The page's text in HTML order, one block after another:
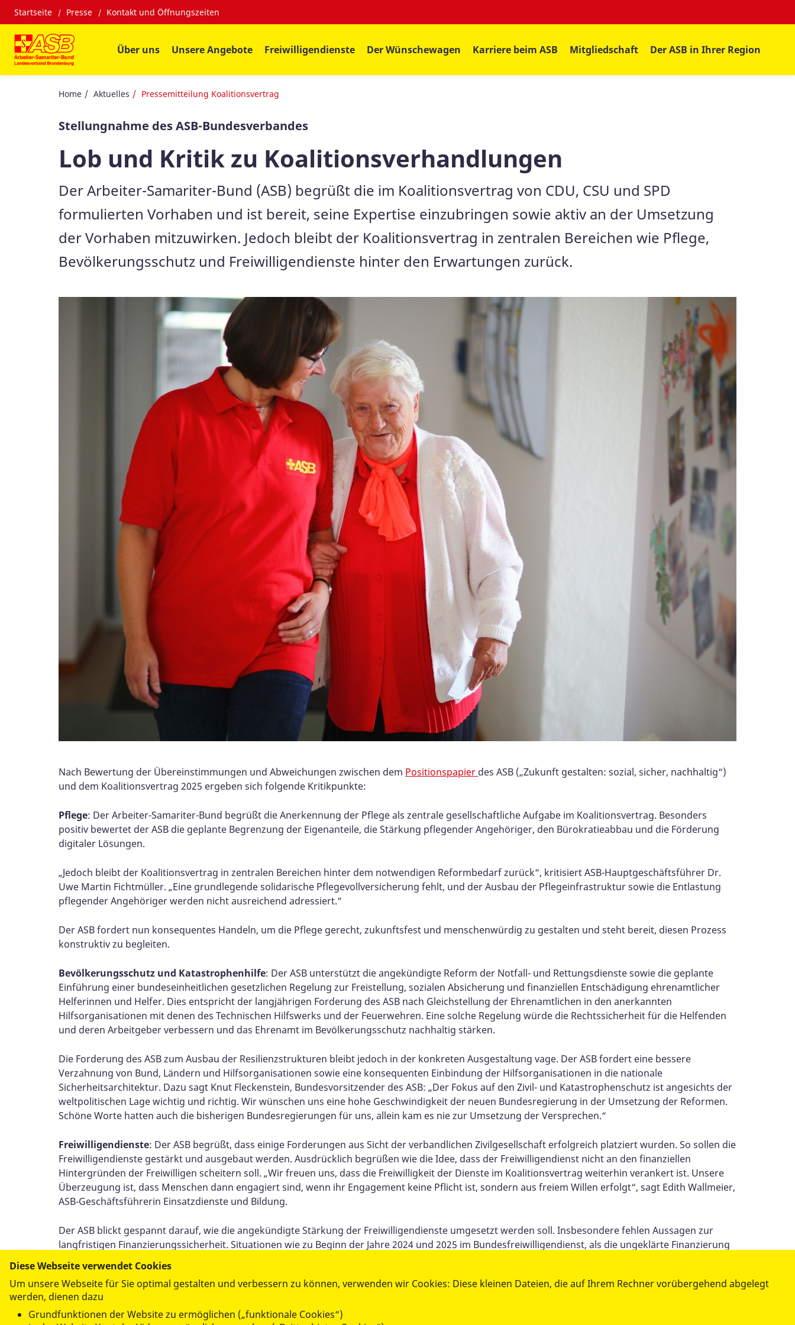
Startseite Presse Kontakt und Öffnungszeiten
Über uns Unsere Angebote Freiwilligendienste Der Wünschewagen Karriere beim ASB Mitgliedschaft Der ASB in Ihrer Region
Home Aktuelles Pressemitteilung Koalitionsvertrag
Stellungnahme des ASB-Bundesverbandes
Lob und Kritik zu Koalitionsverhandlungen
Der Arbeiter-Samariter-Bund (ASB) begrüßt die im Koalitionsvertrag von CDU, CSU und SPD
formulierten Vorhaben und ist bereit, seine Expertise einzubringen sowie aktiv an der Umsetzung
der Vorhaben mitzuwirken. Jedoch bleibt der Koalitionsvertrag in zentralen Bereichen wie Pflege,
Bevölkerungsschutz und Freiwilligendienste hinter den Erwartungen zurück.
Nach Bewertung der Übereinstimmungen und Abweichungen zwischen dem Positionspapier des ASB („Zukunft gestalten: sozial, sicher, nachhaltig“)
und dem Koalitionsvertrag 2025 ergeben sich folgende Kritikpunkte:
Pflege: Der Arbeiter-Samariter-Bund begrüßt die Anerkennung der Pflege als zentrale gesellschaftliche Aufgabe im Koalitionsvertrag. Besonders
positiv bewertet der ASB die geplante Begrenzung der Eigenanteile, die Stärkung pflegender Angehöriger, den Bürokratieabbau und die Förderung
digitaler Lösungen.
„Jedoch bleibt der Koalitionsvertrag in zentralen Bereichen hinter dem notwendigen Reformbedarf zurück“, kritisiert ASB-Hauptgeschäftsführer Dr.
Uwe Martin Fichtmüller. „Eine grundlegende solidarische Pflegevollversicherung fehlt, und der Ausbau der Pflegeinfrastruktur sowie die Entlastung
pflegender Angehöriger werden nicht ausreichend adressiert.“
Der ASB fordert nun konsequentes Handeln, um die Pflege gerecht, zukunftsfest und menschenwürdig zu gestalten und steht bereit, diesen Prozess
konstruktiv zu begleiten.
Bevölkerungsschutz und Katastrophenhilfe: Der ASB unterstützt die angekündigte Reform der Notfall- und Rettungsdienste sowie die geplante
Einführung einer bundeseinheitlichen gesetzlichen Regelung zur Freistellung, sozialen Absicherung und finanziellen Entschädigung ehrenamtlicher
Helferinnen und Helfer. Dies entspricht der langjährigen Forderung des ASB nach Gleichstellung der Ehrenamtlichen in den anerkannten
Hilfsorganisationen mit denen des Technischen Hilfswerks und der Feuerwehren. Eine solche Regelung würde die Rechtssicherheit für die Helfenden
und deren Arbeitgeber verbessern und das Ehrenamt im Bevölkerungsschutz nachhaltig stärken.
Die Forderung des ASB zum Ausbau der Resilienzstrukturen bleibt jedoch in der konkreten Ausgestaltung vage. Der ASB fordert eine bessere
Verzahnung von Bund, Ländern und Hilfsorganisationen sowie eine konsequenten Einbindung der Hilfsorganisationen in die nationale
Sicherheitsarchitektur. Dazu sagt Knut Fleckenstein, Bundesvorsitzender des ASB: „Der Fokus auf den Zivil- und Katastrophenschutz ist angesichts der
weltpolitischen Lage wichtig und richtig. Wir wünschen uns eine hohe Geschwindigkeit der neuen Bundesregierung in der Umsetzung der Reformen.
Schöne Worte hatten auch die bisherigen Bundesregierungen für uns, allein kam es nie zur Umsetzung der Versprechen.“
Freiwilligendienste: Der ASB begrüßt, dass einige Forderungen aus Sicht der verbandlichen Zivilgesellschaft erfolgreich platziert wurden. So sollen die
Freiwilligendienste gestärkt und ausgebaut werden. Ausdrücklich begrüßen wie die Idee, dass der Freiwilligendienst nicht an den finanziellen
Hintergründen der Freiwilligen scheitern soll. „Wir freuen uns, dass die Freiwilligkeit der Dienste im Koalitionsvertrag weiterhin verankert ist. Unsere
Überzeugung ist, dass Menschen dann engagiert sind, wenn ihr Engagement keine Pflicht ist, sondern aus freiem Willen erfolgt“, sagt Edith Wallmeier,
ASB-Geschäftsführerin Einsatzdienste und Bildung.
Der ASB blickt gespannt darauf, wie die angekündigte Stärkung der Freiwilligendienste umgesetzt werden soll. Insbesondere fehlen Aussagen zur
langfristigen Finanzierungssicherheit. Situationen wie zu Beginn der Jahre 2024 und 2025 im Bundesfreiwilligendienst, als die ungeklärte Finanzierung
dazu geführt hat, dass Stellen nicht besetzt werden konnten, müssen künftig vermieden werden.
Der ASB appelliert an die neue Bundesregierung, die kommenden vier Jahre zu nutzen, um die gesellschaftlichen Herausforderungen mutig und im
Dialog mit den zivilgesellschaftlichen Akteuren anzugehen. Entscheidend ist nun, dass den Worten zügig Taten folgen.
Diese Webseite verwendet Cookies
Um unsere Webseite für Sie optimal gestalten und verbessern zu können, verwenden wir Cookies: Diese kleinen Dateien, die auf Ihrem Rechner vorübergehend abgelegt
werden, dienen dazu
Grundfunktionen der Website zu ermöglichen („funktionale Cookies“)